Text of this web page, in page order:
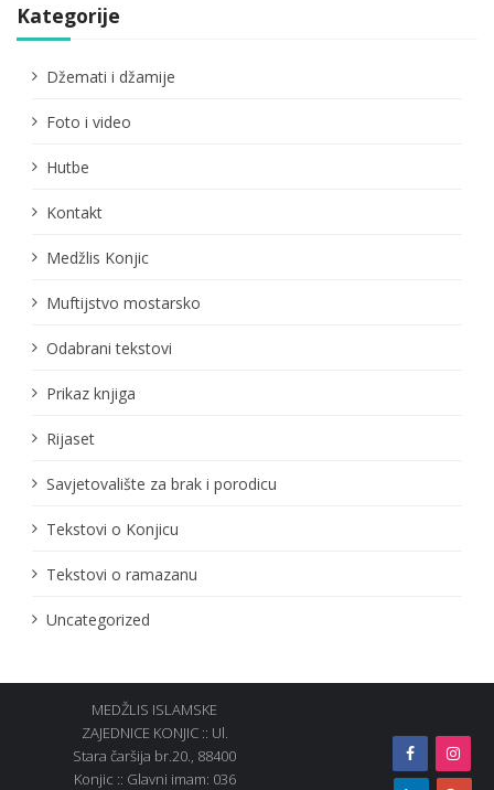
Kategorije
Džemati i džamije
Foto i video
Hutbe
Kontakt
Medžlis Konjic
Muftijstvo mostarsko
Odabrani tekstovi
Prikaz knjiga
Rijaset
Savjetovalište za brak i porodicu
Tekstovi o Konjicu
Tekstovi o ramazanu
Uncategorized
MEDŽLIS ISLAMSKE
ZAJEDNICE KONJIC :: Ul.
Stara čaršija br.20., 88400
Konjic :: Glavni imam: 036